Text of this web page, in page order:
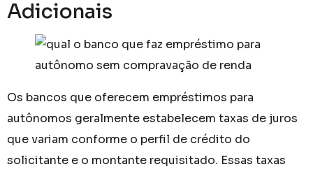
Adicionais
Os bancos que oferecem empréstimos para
autônomos geralmente estabelecem taxas de juros
que variam conforme o perfil de crédito do
solicitante e o montante requisitado. Essas taxas